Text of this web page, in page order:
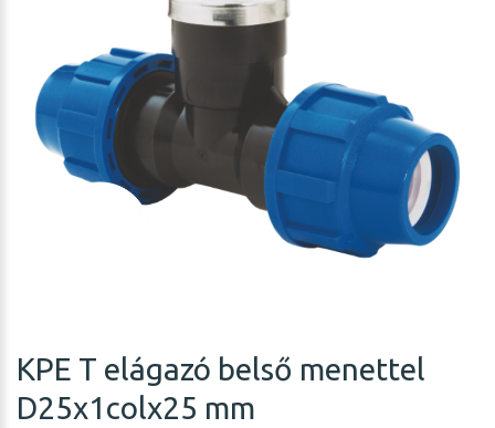
KPE T elágazó belső menettel
D25x1colx25 mm